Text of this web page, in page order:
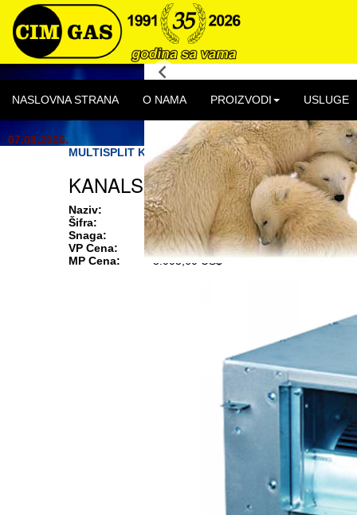
NASLOVNA STRANA O NAMA PROIZVODI USLUGE
07.08.2026.
MULTISPLIT KANALSKA JEDINICA VISOKOG
KANALSKA UNUTRAŠNJA
Naziv:
KANALSKA UNUTRAŠNJA JEDINICA
Šifra:
89-MDVD560T1N1
Snaga:
56.00 - 63.00 kW
VP Cena:
2.503,00 US$
MP Cena:
3.003,60 US$